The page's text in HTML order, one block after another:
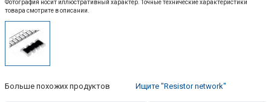
Фотография носит иллюстративный характер. Точные технические характеристики
товара смотрите в описании.
Больше похожих продуктов Ищите "Resistor network"